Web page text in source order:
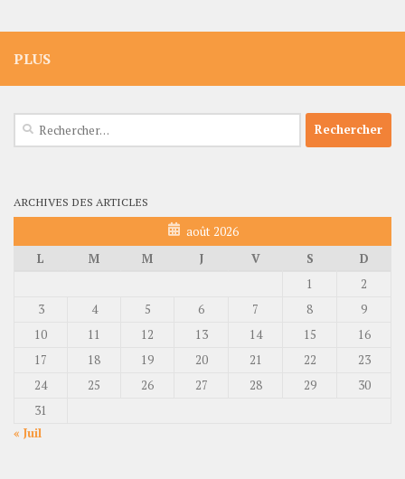
PLUS
Rechercher :
ARCHIVES DES ARTICLES
août 2026
L
M M J V S
D
1
2
3
4 5 6 7 8
9
10
11 12 13 14 15
16
17
18 19 20 21 22
23
24
25 26 27 28 29
30
31
« Juil